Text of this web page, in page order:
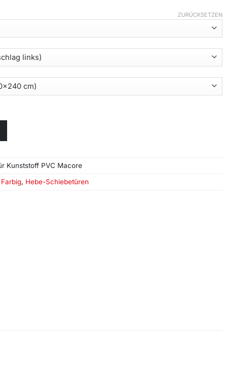
ZURÜCKSETZEN
Kunststoff PVC Macore
, Hebe-Schiebetüren